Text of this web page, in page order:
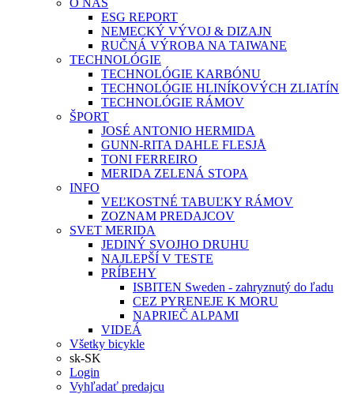
O NÁS
ESG REPORT
NEMECKÝ VÝVOJ & DIZAJN
RUČNÁ VÝROBA NA TAIWANE
TECHNOLÓGIE
TECHNOLÓGIE KARBÓNU
TECHNOLÓGIE HLINÍKOVÝCH ZLIATÍN
TECHNOLÓGIE RÁMOV
ŠPORT
JOSÉ ANTONIO HERMIDA
GUNN-RITA DAHLE FLESJÅ
TONI FERREIRO
MERIDA ZELENÁ STOPA
INFO
VEĽKOSTNÉ TABUĽKY RÁMOV
ZOZNAM PREDAJCOV
SVET MERIDA
JEDINÝ SVOJHO DRUHU
NAJLEPŠÍ V TESTE
PRÍBEHY
ISBITEN Sweden - zahryznutý do ľadu
CEZ PYRENEJE K MORU
NAPRIEČ ALPAMI
VIDEÁ
Všetky bicykle
sk-SK
Login
Vyhľadať predajcu